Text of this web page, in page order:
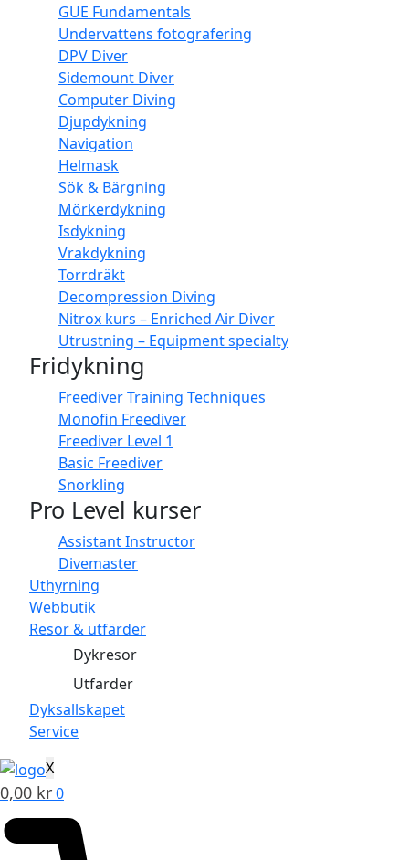
GUE Fundamentals
Undervattens fotografering
DPV Diver
Sidemount Diver
Computer Diving
Djupdykning
Navigation
Helmask
Sök & Bärgning
Mörkerdykning
Isdykning
Vrakdykning
Torrdräkt
Decompression Diving
Nitrox kurs – Enriched Air Diver
Utrustning – Equipment specialty
Fridykning
Freediver Training Techniques
Monofin Freediver
Freediver Level 1
Basic Freediver
Snorkling
Pro Level kurser
Assistant Instructor
Divemaster
Uthyrning
Webbutik
Resor & utfärder
Dykresor
Utfarder
Dyksallskapet
Service
X
0,00 kr0